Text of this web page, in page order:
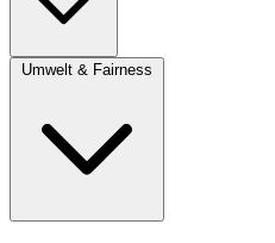
Umwelt & Fairness